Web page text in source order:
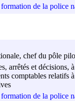
de la police
chef du pôle
arrêtés et
comptables
de la police